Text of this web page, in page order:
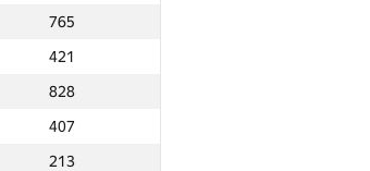
765
421
828
407
213